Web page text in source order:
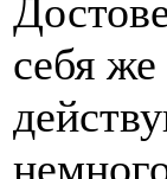
себя